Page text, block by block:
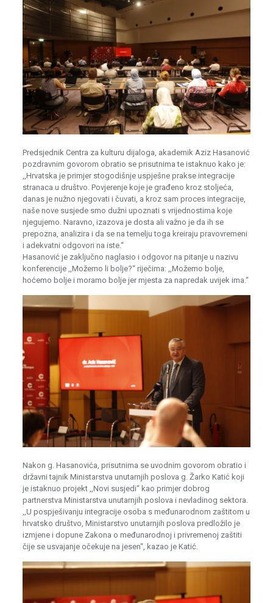
Predsjednik Centra za kulturu dijaloga, akademik Aziz Hasanović
pozdravnim govorom obratio se prisutnima te istaknuo kako je:
,,Hrvatska je primjer stogodišnje uspješne prakse integracije
stranaca u društvo. Povjerenje koje je građeno kroz stoljeća,
danas je nužno njegovati i čuvati, a kroz sam proces integracije,
naše nove susjede smo dužni upoznati s vrijednostima koje
njegujemo. Naravno, izazova je dosta ali važno je da ih se
prepozna, analizira i da se na temelju toga kreiraju pravovremeni
i adekvatni odgovori na iste.“
Hasanović je zaključno naglasio i odgovor na pitanje u nazivu
konferencije ,,Možemo li bolje?“ riječima: ,,Možemo bolje,
hoćemo bolje i moramo bolje jer mjesta za napredak uvijek ima.“
Nakon g. Hasanovića, prisutnima se uvodnim govorom obratio i
državni tajnik Ministarstva unutarnjih poslova g. Žarko Katić koji
je istaknuo projekt ,,Novi susjedi“ kao primjer dobrog
partnerstva Ministarstva unutarnjih poslova i nevladinog sektora.
,,U pospješivanju integracije osoba s međunarodnom zaštitom u
hrvatsko društvo, Ministarstvo unutarnjih poslova predložilo je
izmjene i dopune Zakona o međunarodnoj i privremenoj zaštiti
čije se usvajanje očekuje na jesen“, kazao je Katić.